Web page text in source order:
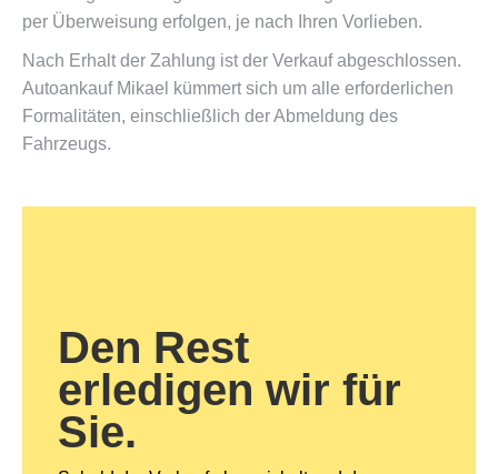
per Überweisung erfolgen, je nach Ihren Vorlieben.
Nach Erhalt der Zahlung ist der Verkauf abgeschlossen.
Autoankauf Mikael kümmert sich um alle erforderlichen
Formalitäten, einschließlich der Abmeldung des
Fahrzeugs.
Den Rest
erledigen wir für
Sie.